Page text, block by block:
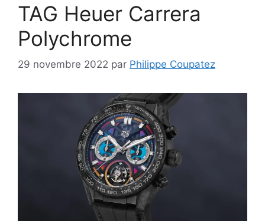
TAG Heuer Carrera
Polychrome
29 novembre 2022 par Philippe Coupatez